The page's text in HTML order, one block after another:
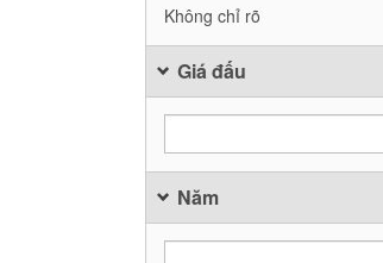
Không chỉ rõ
Giá đấu
Năm